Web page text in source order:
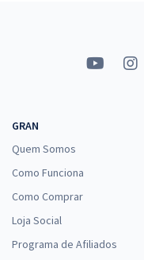
GRAN
Quem Somos
Como Funciona
Como Comprar
Loja Social
Programa de Afiliados